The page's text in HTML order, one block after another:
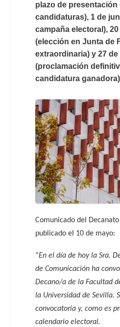
plazo de presentación
candidaturas), 1 de
campaña electoral),
(elección en Junta de
extraordinaria) y 27
(proclamación
candidatura ganadora)
Comunicado del
publicado el 10 de mayo:
“En el día de hoy la Sra.
de Comunicación ha
Decano/a de la Facultad
la Universidad de Sevilla.
convocatoria y, como es
calendario electoral.